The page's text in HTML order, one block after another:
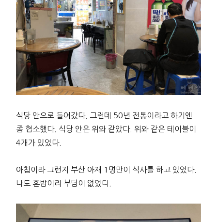
식당 안으로 들어갔다. 그런데 50년 전통이라고 하기엔
좀 협소했다. 식당 안은 위와 같았다. 위와 같은 테이블이
4개가 있었다.
아침이라 그런지 부산 아재 1명만이 식사를 하고 있었다.
나도 혼밥이라 부담이 없었다.